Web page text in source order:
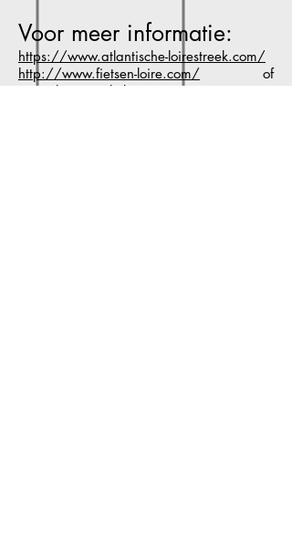
Voor meer informatie:
https://www.atlantische-loirestreek.com/
http://www.fietsen-loire.com/ of
neem
hier
een kijkje.